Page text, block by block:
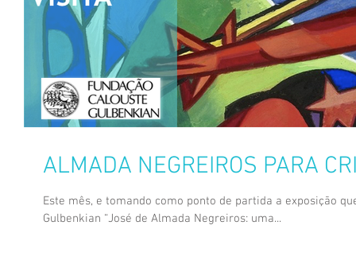
ALMADA NEGREIROS PARA
Este mês, e tomando como ponto de partida a exposição
Gulbenkian “José de Almada Negreiros: uma...